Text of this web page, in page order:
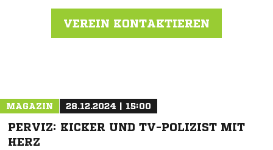
VEREIN KONTAKTIEREN
MAGAZIN 28.12.2024 | 15:00
PERVIZ: KICKER UND TV-POLIZIST MIT
HERZ